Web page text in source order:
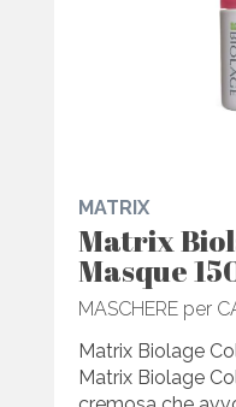
MATRIX
Matrix
Masque
MASCHERE per
Matrix Biolage
Matrix Biolage